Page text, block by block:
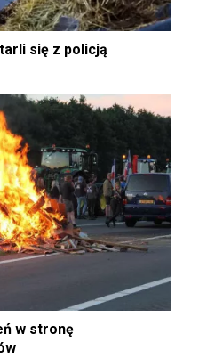
się z policją
w stronę